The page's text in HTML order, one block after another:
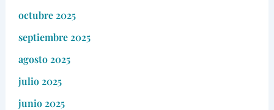
octubre 2025
septiembre 2025
agosto 2025
julio 2025
junio 2025